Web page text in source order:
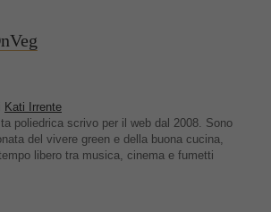
Kati Irrente
poliedrica scrivo per il web dal 2008. Sono
del vivere green e della buona cucina,
libero tra musica, cinema e fumetti